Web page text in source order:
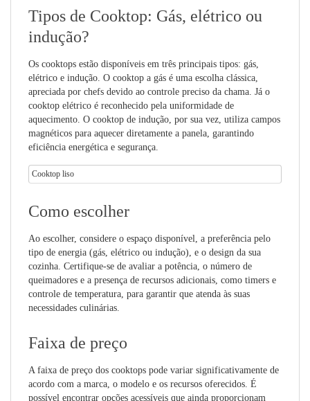
Tipos de Cooktop: Gás, elétrico ou
indução?
Os cooktops estão disponíveis em três principais tipos: gás,
elétrico e indução. O cooktop a gás é uma escolha clássica,
apreciada por chefs devido ao controle preciso da chama. Já o
cooktop elétrico é reconhecido pela uniformidade de
aquecimento. O cooktop de indução, por sua vez, utiliza campos
magnéticos para aquecer diretamente a panela, garantindo
eficiência energética e segurança.
Cooktop liso
Como escolher
Ao escolher, considere o espaço disponível, a preferência pelo
tipo de energia (gás, elétrico ou indução), e o design da sua
cozinha. Certifique-se de avaliar a potência, o número de
queimadores e a presença de recursos adicionais, como timers e
controle de temperatura, para garantir que atenda às suas
necessidades culinárias.
Faixa de preço
A faixa de preço dos cooktops pode variar significativamente de
acordo com a marca, o modelo e os recursos oferecidos. É
possível encontrar opções acessíveis que ainda proporcionam